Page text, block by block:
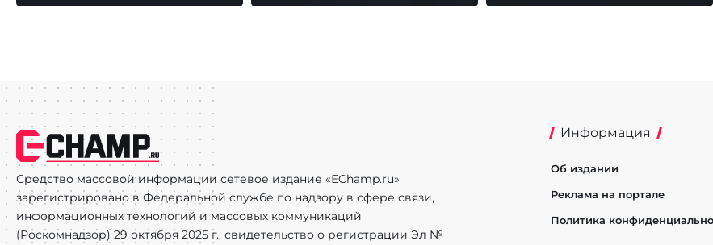
Средство массовой информации сетевое издание «EChamp.ru»
зарегистрировано в Федеральной службе по надзору в сфере связи,
информационных технологий и массовых коммуникаций
(Роскомнадзор) 29 октября 2025 г., свидетельство о регистрации Эл №
Информация
Об издании
Реклама на портале
Политика